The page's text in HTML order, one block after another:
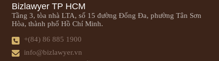
Bizlawyer TP HCM
Tầng 3, tòa nhà LTA, số 15 đường Đống Đa, phường Tân Sơn
Hòa, thành phố Hồ Chí Minh.
+(84) 86 885 1900
info@bizlawyer.vn